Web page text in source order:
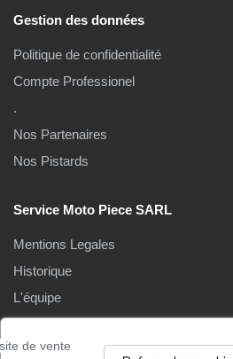
Gestion des données
Politique de confidentialité
Compte Professionel
.
Nos Partenaires
Nos Pistards
Service Moto Piece SARL
Mentions Legales
Historique
L'équipe
de vente